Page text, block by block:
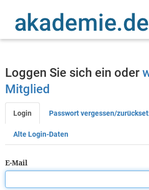
Inhalt
Loggen Sie sich ein oder
Mitglied
Primäre
Reiter
Login Passwort vergessen/
Alte Login-Daten
E-Mail